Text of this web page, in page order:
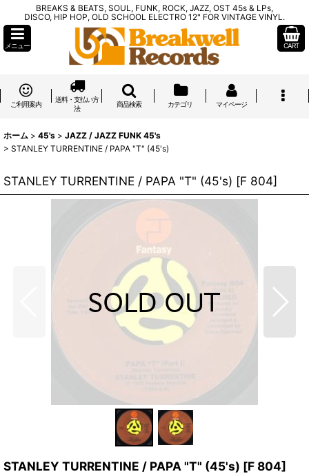
BREAKS & BEATS, SOUL, FUNK, ROCK, JAZZ, OST 45s & LPs,
DISCO, HIP HOP, OLD SCHOOL ELECTRO 12" FOR VINTAGE VINYL.
メニュー CART
ご利用案内
送料・支払い方
法
商品検索 カテゴリ マイページ
ホーム > 45's > JAZZ / JAZZ FUNK 45's
> STANLEY TURRENTINE / PAPA "T" (45's)
STANLEY TURRENTINE / PAPA "T" (45's) [F 804]
STANLEY TURRENTINE / PAPA "T" (45's) [F 804]